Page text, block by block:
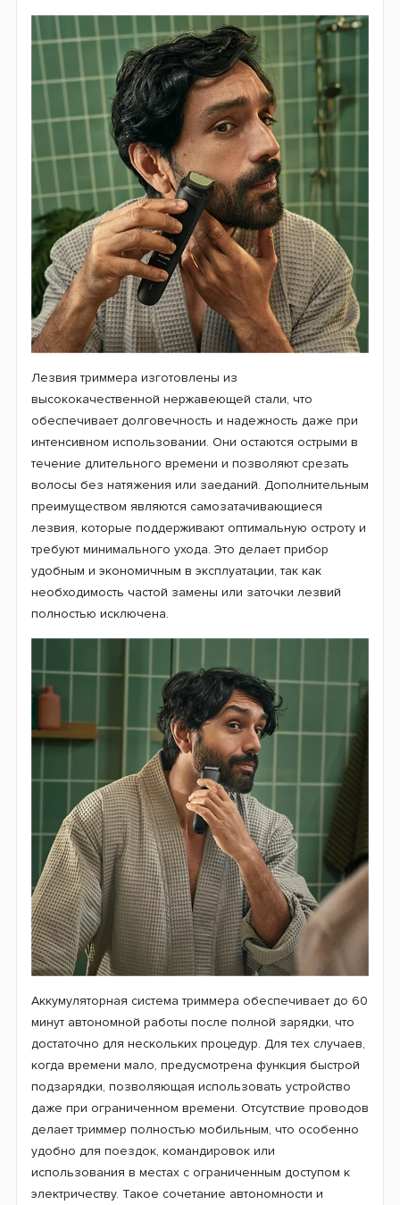
Лезвия триммера изготовлены из
высококачественной нержавеющей стали, что
обеспечивает долговечность и надежность даже при
интенсивном использовании. Они остаются острыми в
течение длительного времени и позволяют срезать
волосы без натяжения или заеданий. Дополнительным
преимуществом являются самозатачивающиеся
лезвия, которые поддерживают оптимальную остроту и
требуют минимального ухода. Это делает прибор
удобным и экономичным в эксплуатации, так как
необходимость частой замены или заточки лезвий
полностью исключена.
Аккумуляторная система триммера обеспечивает до 60
минут автономной работы после полной зарядки, что
достаточно для нескольких процедур. Для тех случаев,
когда времени мало, предусмотрена функция быстрой
подзарядки, позволяющая использовать устройство
даже при ограниченном времени. Отсутствие проводов
делает триммер полностью мобильным, что особенно
удобно для поездок, командировок или
использования в местах с ограниченным доступом к
электричеству. Такое сочетание автономности и